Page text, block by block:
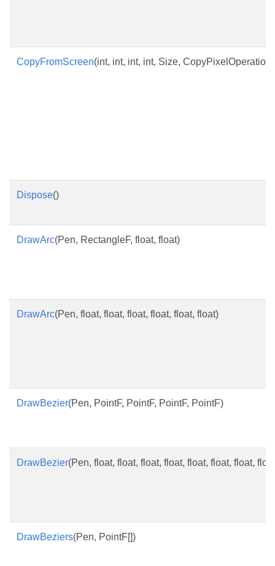
CopyFromScreen(int, int, int, int, Size, CopyPixelOperation)
Dispose()
DrawArc(Pen, RectangleF, float, float)
DrawArc(Pen, float, float, float, float, float, float)
DrawBezier(Pen, PointF, PointF, PointF, PointF)
DrawBezier(Pen, float, float, float, float, float, float, float,
DrawBeziers(Pen, PointF[])